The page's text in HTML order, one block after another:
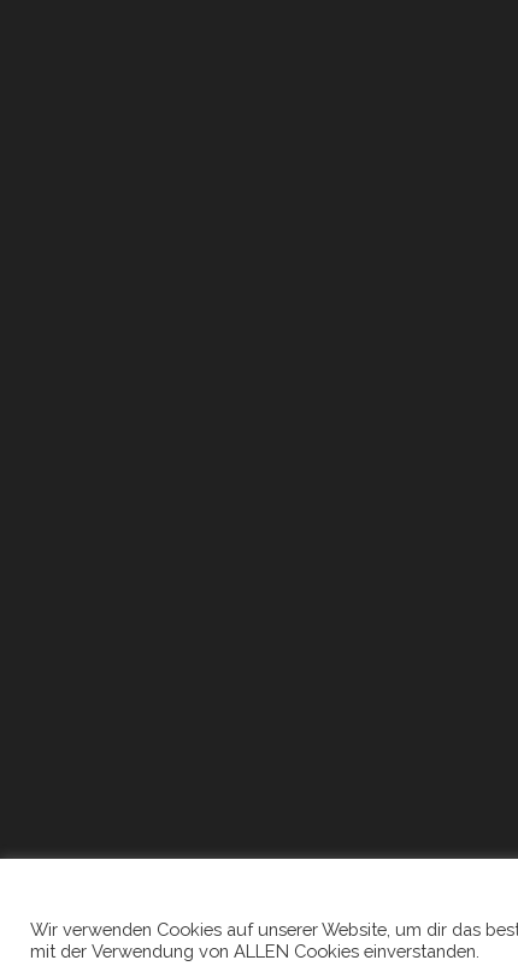
Wir verwenden Cookies auf unserer Website, um dir das
mit der Verwendung von ALLEN Cookies einverstanden.